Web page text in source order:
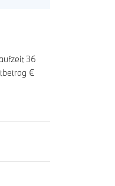
36
€